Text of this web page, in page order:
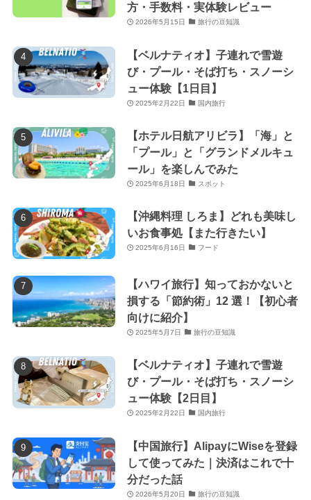
方・手数料・実体験レビュー
2026年5月15日 旅行の豆知識
【ベルナティオ】子連れで雪遊
び・プール・そば打ち・スノーシ
ュー体験【1日目】
2025年2月22日 国内旅行
【ホテル日航アリビラ】「海」と
「プール」と「グランドメルキュ
ール」を楽しんでみた
2025年6月18日 スポット
【沖縄料理 しろま】どれも美味し
いお食事処【また行きたい】
2025年6月16日 フード
【ハワイ旅行】知っておかないと
損する「節約術」12 選！【初心者
向けに紹介】
2025年5月7日 旅行の豆知識
【ベルナティオ】子連れで雪遊
び・プール・そば打ち・スノーシ
ュー体験【2日目】
2025年2月22日 国内旅行
【中国旅行】AlipayにWiseを登録
して使ってみた｜決済はこれで十
分だった話
2026年5月20日 旅行の豆知識